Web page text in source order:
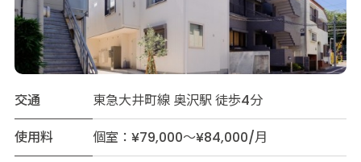
交通
東急大井町線 奥沢駅 徒歩4分
使用料
個室：¥79,000～¥84,000/月